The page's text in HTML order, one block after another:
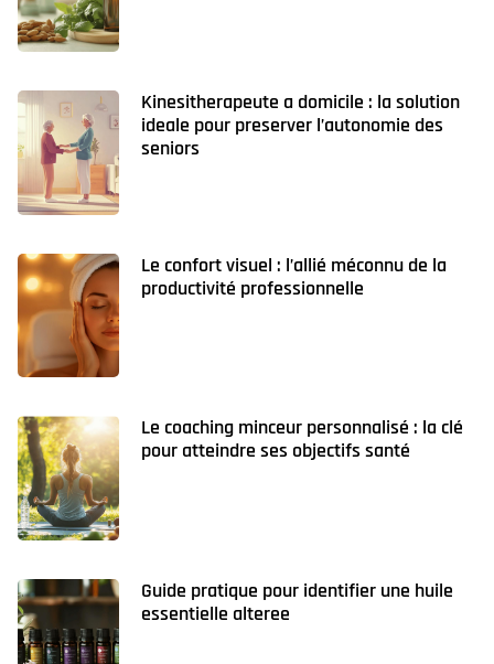
Kinesitherapeute a domicile : la solution
ideale pour preserver l’autonomie des
seniors
Le confort visuel : l’allié méconnu de la
productivité professionnelle
Le coaching minceur personnalisé : la clé
pour atteindre ses objectifs santé
Guide pratique pour identifier une huile
essentielle alteree